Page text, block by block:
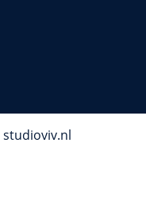
studioviv.nl